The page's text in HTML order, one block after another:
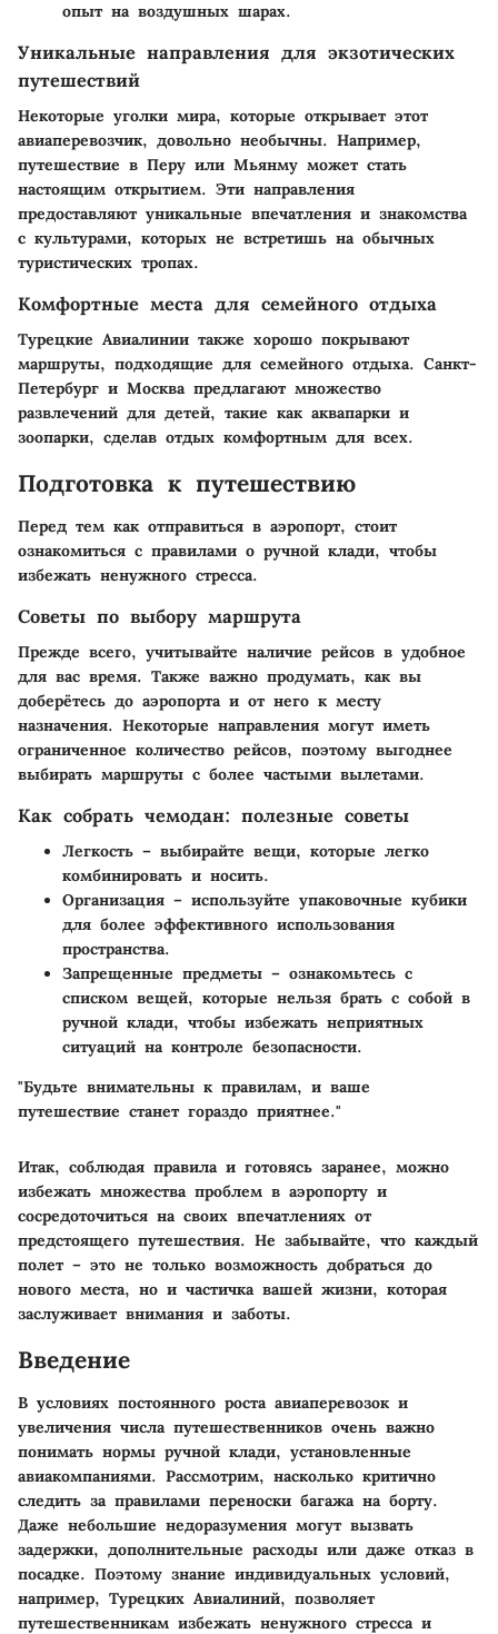
опыт на воздушных шарах.
Уникальные направления для экзотических
путешествий
Некоторые уголки мира, которые открывает этот
авиаперевозчик, довольно необычны. Например,
путешествие в Перу или Мьянму может стать
настоящим открытием. Эти направления
предоставляют уникальные впечатления и знакомства
с культурами, которых не встретишь на обычных
туристических тропах.
Комфортные места для семейного отдыха
Турецкие Авиалинии также хорошо покрывают
маршруты, подходящие для семейного отдыха. Санкт-
Петербург и Москвапредлагают множество
развлечений для детей, такие как аквапарки и
зоопарки, сделав отдых комфортным для всех.
Подготовка к путешествию
Перед тем как отправиться в аэропорт, стоит
ознакомиться с правилами о ручной клади, чтобы
избежать ненужного стресса.
Советы по выбору маршрута
Прежде всего, учитывайте наличие рейсов в удобное
для вас время. Также важно продумать, как вы
доберётесь до аэропорта и от него к месту
назначения. Некоторые направления могут иметь
ограниченное количество рейсов, поэтому выгоднее
выбирать маршруты с более частыми вылетами.
Как собрать чемодан: полезные советы
Легкость – выбирайте вещи, которые легко
комбинировать и носить.
Организация – используйте упаковочные кубики
для более эффективного использования
пространства.
Запрещенные предметы – ознакомьтесь с
списком вещей, которые нельзя брать с собой в
ручной клади, чтобы избежать неприятных
ситуаций на контроле безопасности.
"Будьте внимательны к правилам, и ваше
путешествие станет гораздо приятнее."
Итак, соблюдая правила и готовясь заранее, можно
избежать множества проблем в аэропорту и
сосредоточиться на своих впечатлениях от
предстоящего путешествия. Не забывайте, что каждый
полет – это не только возможность добраться до
нового места, но и частичка вашей жизни, которая
заслуживает внимания и заботы.
Введение
В условиях постоянного роста авиаперевозок и
увеличения числа путешественников очень важно
понимать нормы ручной клади, установленные
авиакомпаниями. Рассмотрим, насколько критично
следить за правилами переноски багажа на борту.
Даже небольшие недоразумения могут вызвать
задержки, дополнительные расходы или даже отказ в
посадке. Поэтому знание индивидуальных условий,
например, Турецких Авиалиний, позволяет
путешественникам избежать ненужного стресса и